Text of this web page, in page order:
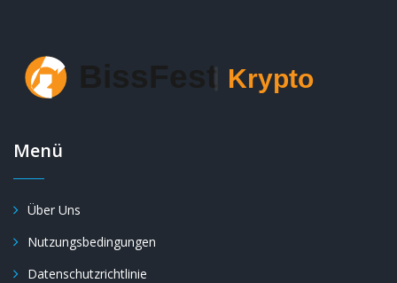
Menü
Über Uns
Nutzungsbedingungen
Datenschutzrichtlinie